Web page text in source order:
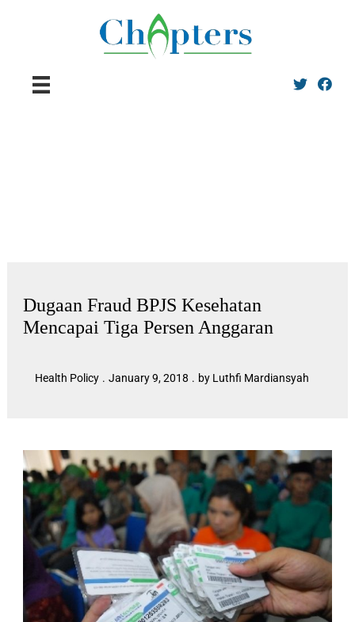
Twitter
Dugaan Fraud BPJS Kesehatan
Mencapai Tiga Persen Anggaran
Health Policy . January 9, 2018 . by Luthfi Mardiansyah